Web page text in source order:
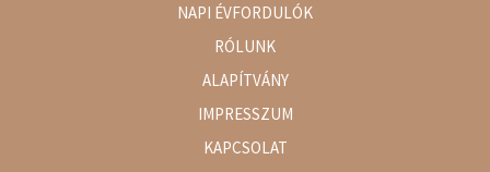
NAPI ÉVFORDULÓK
RÓLUNK
ALAPÍTVÁNY
IMPRESSZUM
KAPCSOLAT